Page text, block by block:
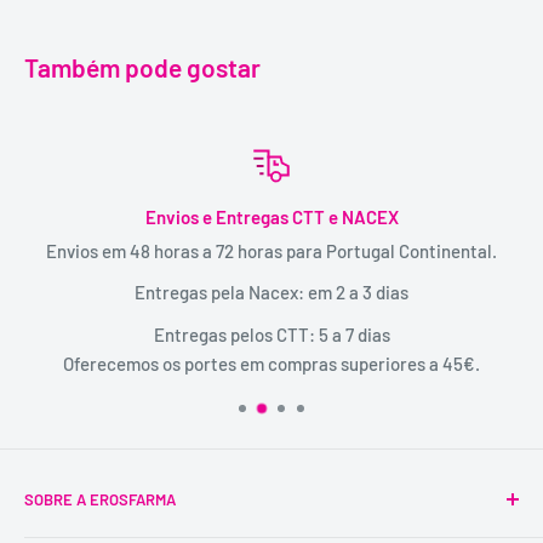
Também pode gostar
Envios e Entregas CTT e NACEX
Envios em 48 horas a 72 horas para Portugal Continental.
Entregas pela Nacex: em 2 a 3 dias
Entregas pelos CTT: 5 a 7 dias
Oferecemos os portes em compras superiores a 45€.
SOBRE A EROSFARMA